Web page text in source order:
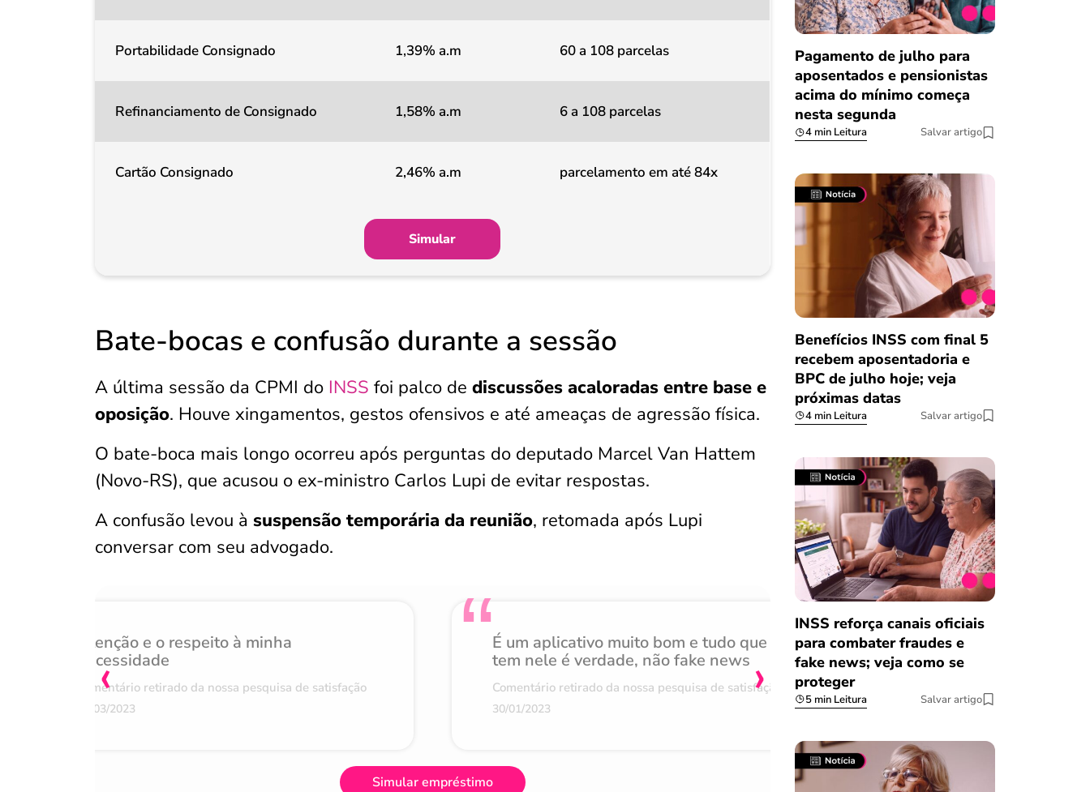
Portabilidade Consignado 1,39% a.m 60 a 108 parcelas
Refinanciamento de Consignado 1,58% a.m 6 a 108 parcelas
Cartão Consignado 2,46% a.m parcelamento em até 84x
Simular
Bate-bocas e confusão durante a sessão
A última sessão da CPMI do INSS foi palco de discussões acaloradas entre base e
oposição. Houve xingamentos, gestos ofensivos e até ameaças de agressão física.
O bate-boca mais longo ocorreu após perguntas do deputado Marcel Van Hattem
(Novo-RS), que acusou o ex-ministro Carlos Lupi de evitar respostas.
A confusão levou à suspensão temporária da reunião, retomada após Lupi
conversar com seu advogado.
Atenção e o respeito à minha
necessidade
Comentário retirado da nossa pesquisa de satisfação
07/03/2023
É um aplicativo muito bom e tudo que
tem nele é verdade, não fake news
Comentário retirado da nossa pesquisa de satisfação
30/01/2023
Achei muito rápido,
burocracia
‹ ›
Simular empréstimo
Pagamento de julho para
aposentados e pensionistas
acima do mínimo começa
nesta segunda
4 min Leitura Salvar artigo
Benefícios INSS com final 5
recebem aposentadoria e
BPC de julho hoje; veja
próximas datas
4 min Leitura Salvar artigo
INSS reforça canais oficiais
para combater fraudes e
fake news; veja como se
proteger
5 min Leitura Salvar artigo